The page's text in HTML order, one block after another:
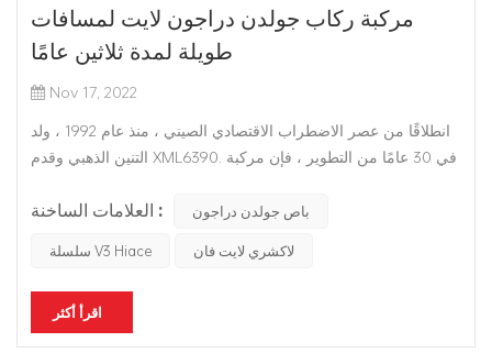
مركبة ركاب جولدن دراجون لايت لمسافات
طويلة لمدة ثلاثين عامًا
Nov 17, 2022
انطلاقًا من عصر الاضطراب الاقتصادي الصيني ، منذ عام 1992 ، ولد
التنين الذهبي وقدم XML6390. في 30 عامًا من التطوير ، فإن مركبة
تعمل باستمرار على إثراء نظام المنتج ، وتوسيع نطاق الركاب
العلامات الساخنة :
باص جولدن دراجون
سلسلة V3 Hiace
لاكشري لايت فان
اقرأ أكثر